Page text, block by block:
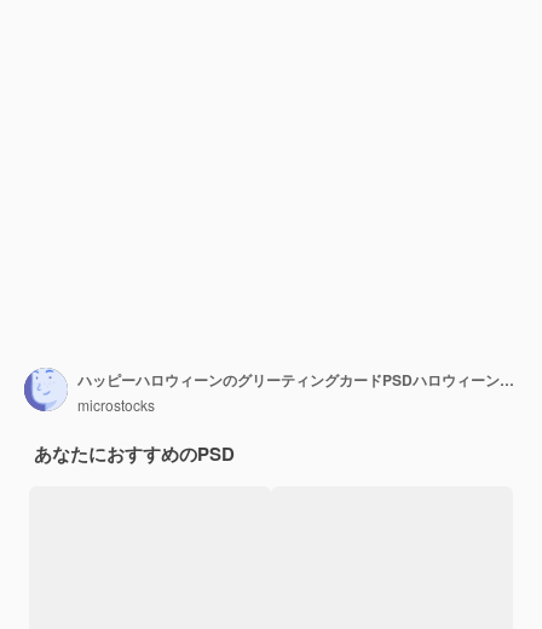
ハッピーハロウィーンのグリーティングカードPSDハロウィーンの願いテキストハッピーハロウィーンと引用トリックオアトリート
microstocks
あなたにおすすめのPSD